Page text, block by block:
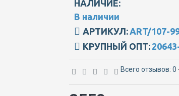
НАЛИЧИЕ:
В наличии
АРТИКУЛ: ART/107-
КРУПНЫЙ ОПТ:
Всего отзывов: 0